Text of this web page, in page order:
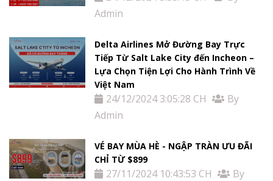
Tour
Miễn
Thị
Nam
Admin
Delta Airlines Mở Đường Bay Trực
Tiếp Từ Salt Lake City đến Incheon –
Lựa Chọn Tiện Lợi Cho Hành Trình Về
Việt Nam
24/12/2024 3:05:28 CH
By
Admin
VÉ BAY MÙA HÈ - NGẬP TRÀN ƯU ĐÃI
CHỈ TỪ $899
27/11/2024 10:43:53 CH
By